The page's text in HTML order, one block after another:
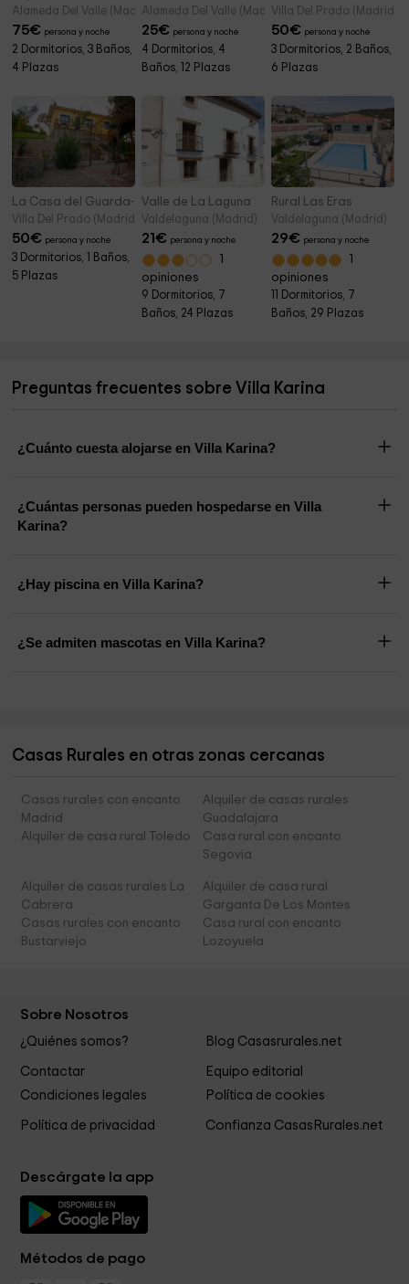
Alameda Del Valle (Madrid)
75€ persona y noche
2 Dormitorios, 3 Baños,
4 Plazas
Alameda Del Valle (Madrid)
25€ persona y noche
4 Dormitorios, 4
Baños, 12 Plazas
Villa Del Prado (Madrid)
50€ persona y noche
3 Dormitorios, 2 Baños,
6 Plazas
La Casa del Guarda- Finca La Caprichosa
Villa Del Prado (Madrid)
50€ persona y noche
3 Dormitorios, 1 Baños,
5 Plazas
Valle de La Laguna
Valdelaguna (Madrid)
21€ persona y noche
opiniones
9 Dormitorios, 7
Baños, 24 Plazas
Rural Las Eras
Valdelaguna (Madrid)
29€ persona y noche
opiniones
11 Dormitorios, 7
Baños, 29 Plazas
Preguntas frecuentes sobre Villa Karina
¿Cuánto cuesta alojarse en Villa Karina?
¿Cuántas personas pueden hospedarse en Villa
Karina?
¿Hay piscina en Villa Karina?
¿Se admiten mascotas en Villa Karina?
Casas Rurales en otras zonas cercanas
Casas rurales con encanto
Madrid
Alquiler de casas rurales
Guadalajara
Alquiler de casa rural Toledo
Casa rural con encanto
Segovia
Alquiler de casas rurales La
Cabrera
Alquiler de casa rural
Garganta De Los Montes
Casas rurales con encanto
Bustarviejo
Casa rural con encanto
Lozoyuela
Sobre Nosotros
¿Quiénes somos? Blog Casasrurales.net
Contactar
Equipo editorial
Condiciones legales
Política de cookies
Política de privacidad Confianza CasasRurales.net
Descárgate la app
Métodos de pago